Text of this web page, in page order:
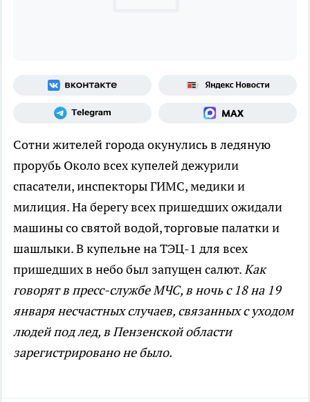
Сотни жителей города окунулись в ледяную
прорубь Около всех купелей дежурили
спасатели, инспекторы ГИМС, медики и
милиция. На берегу всех пришедших ожидали
машины со святой водой, торговые палатки и
шашлыки. В купельне на ТЭЦ-1 для всех
пришедших в небо был запущен салют.Как
говорят в пресс-службе МЧС, в ночь с 18 на 19
января несчастных случаев, связанных с уходом
людей под лед, в Пензенской области
зарегистрировано не было.